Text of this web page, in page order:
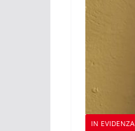
IN EVIDENZA